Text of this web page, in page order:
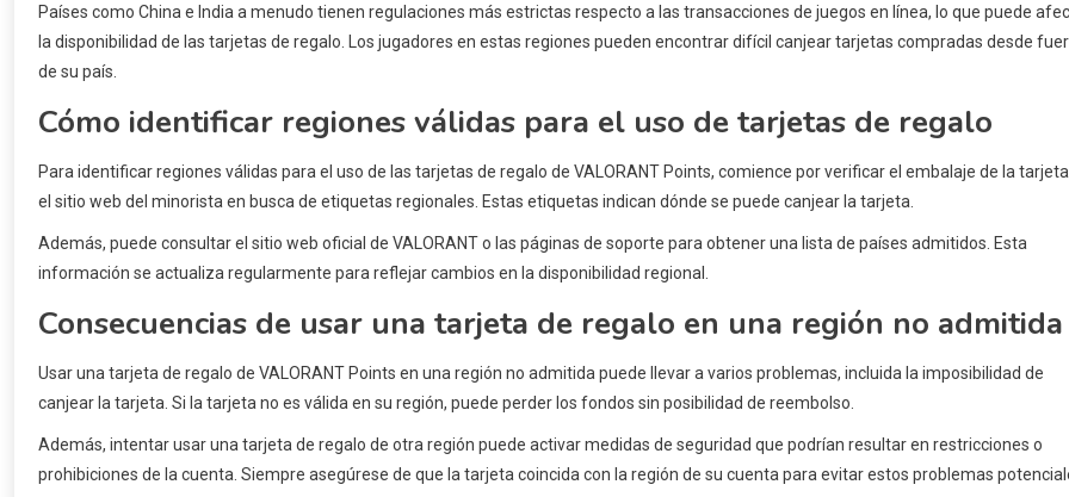
Países como China e India a menudo tienen regulaciones más estrictas respecto a las transacciones de juegos en línea, lo que puede
la disponibilidad de las tarjetas de regalo. Los jugadores en estas regiones pueden encontrar difícil canjear tarjetas compradas desde
de su país.
Cómo identificar regiones válidas para el uso de tarjetas de regalo
Para identificar regiones válidas para el uso de las tarjetas de regalo de VALORANT Points, comience por verificar el embalaje de la
el sitio web del minorista en busca de etiquetas regionales. Estas etiquetas indican dónde se puede canjear la tarjeta.
Además, puede consultar el sitio web oficial de VALORANT o las páginas de soporte para obtener una lista de países admitidos. Esta
información se actualiza regularmente para reflejar cambios en la disponibilidad regional.
Consecuencias de usar una tarjeta de regalo en una región no admitida
Usar una tarjeta de regalo de VALORANT Points en una región no admitida puede llevar a varios problemas, incluida la imposibilidad de
canjear la tarjeta. Si la tarjeta no es válida en su región, puede perder los fondos sin posibilidad de reembolso.
Además, intentar usar una tarjeta de regalo de otra región puede activar medidas de seguridad que podrían resultar en restricciones o
prohibiciones de la cuenta. Siempre asegúrese de que la tarjeta coincida con la región de su cuenta para evitar estos problemas